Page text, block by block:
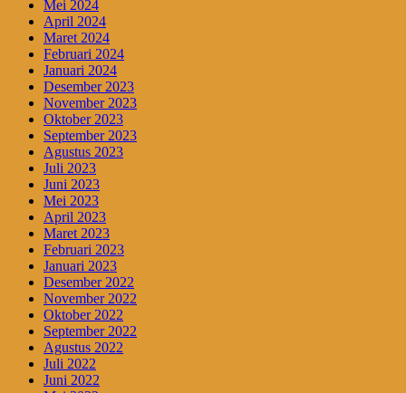
Mei 2024
April 2024
Maret 2024
Februari 2024
Januari 2024
Desember 2023
November 2023
Oktober 2023
September 2023
Agustus 2023
Juli 2023
Juni 2023
Mei 2023
April 2023
Maret 2023
Februari 2023
Januari 2023
Desember 2022
November 2022
Oktober 2022
September 2022
Agustus 2022
Juli 2022
Juni 2022